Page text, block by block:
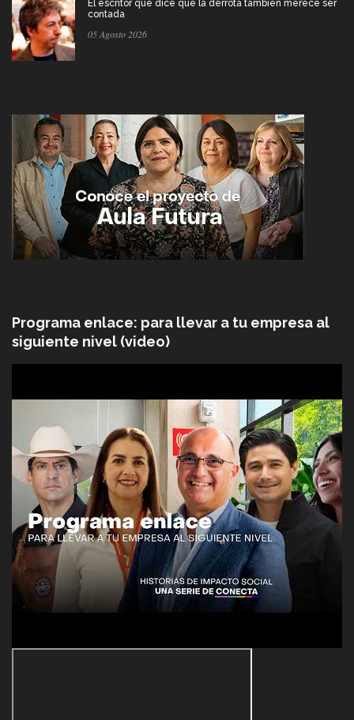
El escritor que dice que la derrota también merece ser
contada
05 Agosto 2026
Programa enlace: para llevar a tu empresa al
siguiente nivel (video)